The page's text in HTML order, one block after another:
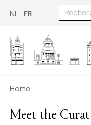
NL FR
Home
Meet the